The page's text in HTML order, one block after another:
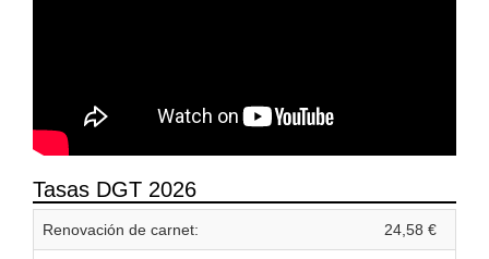
Tasas DGT 2026
Renovación de carnet: 24,58 €